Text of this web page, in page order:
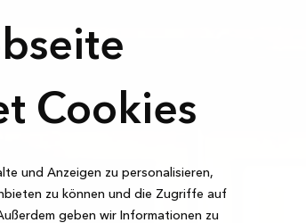
Cookies
und Anzeigen zu personalisieren,
zu können und die Zugriffe auf
geben wir Informationen zu